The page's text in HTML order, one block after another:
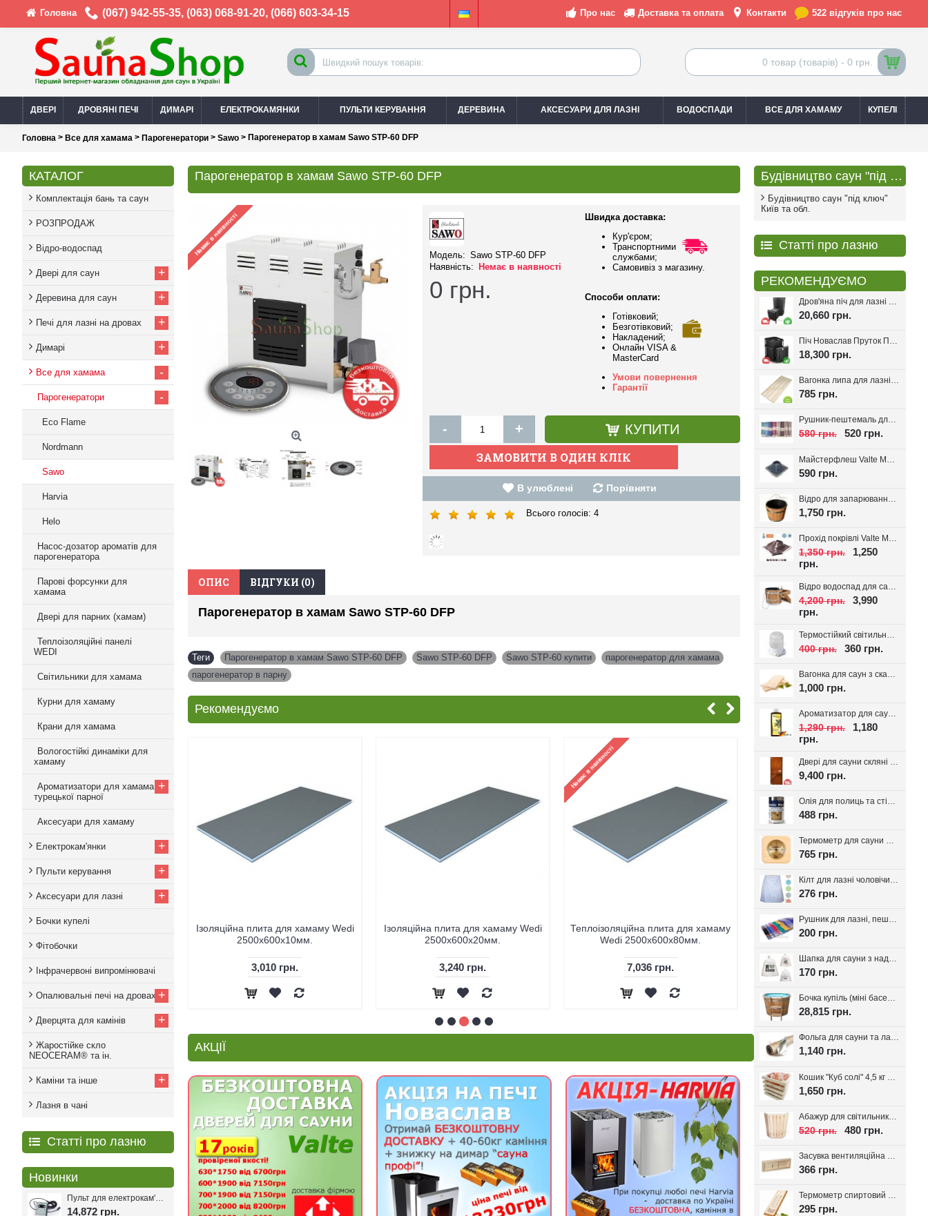
Головна (067) 942-55-35, (063) 068-91-20, (066) 603-34-15 Про нас Доставка та оплата Контакти 522 відгуків про нас
0 товар (товарів) - 0 грн.
ДВЕРІ ДРОВЯНІ ПЕЧІ ДИМАРІ ЕЛЕКТРОКАМЯНКИ ПУЛЬТИ КЕРУВАННЯ ДЕРЕВИНА АКСЕСУАРИ ДЛЯ ЛАЗНІ ВОДОСПАДИ ВСЕ ДЛЯ ХАМАМУ КУПЕЛІ
Головна > Все для хамама > Парогенератори > Sawo > Парогенератор в хамам Sawo STP-60 DFP
КАТАЛОГ
Комплектація бань та саун
РОЗПРОДАЖ
Відро-водоспад
Двері для саун +
Деревина для саун +
Печі для лазні на дровах +
Димарі +
Все для хамама -
Парогенератори -
Eco Flame
Nordmann
Sawo
Harvia
Helo
Насос-дозатор ароматів для
парогенератора
Парові форсунки для
хамама
Двері для парних (хамам)
Теплоізоляційні панелі
WEDI
Світильники для хамама
Курни для хамаму
Крани для хамама
Вологостійкі динаміки для
хамаму
Ароматизатори для хамама,
турецької парної
+
Аксесуари для хамаму
Електрокам'янки +
Пульти керування +
Аксесуари для лазні +
Бочки купелі
Фітобочки
Інфрачервоні випромінювачі
Опалювальні печі на дровах +
Дверцята для камінів +
Жаростійке скло
NEOCERAM® та ін.
Каміни та інше +
Лазня в чані
Статті про лазню
Новинки
Пульт для електрокам'янки EcoFlame Con-6, 18-25 кВт.
14,872 грн.
Будівництво саун "під ключ"
Будівництво саун "під ключ"
Київ та обл.
Статті про лазню
РЕКОМЕНДУЄМО
Дров'яна піч для лазні PAL PR-18L
20,660 грн.
Піч Новаслав Пруток ПКС-01П, до 12м.куб.
18,300 грн.
Вагонка липа для лазні Valte Classic 70*14мм. (Перший сорт)
785 грн.
Рушник-пештемаль для лазні, хамаму, на пляж Діамант, вибір кольору
580 грн. 520 грн.
590 грн.
1,750 грн.
1,350 грн.
1,250
грн.
4,200 грн.
3,990
грн.
400 грн. 360 грн.
1,000 грн.
Ароматизатор для сауни Spitzner SAUNAMED 190мл.
1,290 грн.
1,180
грн.
Двері для сауни скляні VALTE Бронза 700*1900
9,400 грн.
Олія для полиць та стін сауни Bionic House 0.8л, Україна
488 грн.
Термометр для сауни Sawo 220-TP
765 грн.
Кілт для лазні чоловічий, вафельне полотно
276 грн.
Рушник для лазні, пештемаль Класика, 1шт
200 грн.
Шапка для сауни з надписом, білий фетр 100%, вибір надпису
170 грн.
Бочка купіль (міні басейн) з дуба + PP вставка
28,815 грн.
Фольга для сауни та лазні на паперовій основі, 30 м.кв. Україна
1,140 грн.
1,650 грн.
520 грн. 480 грн.
366 грн.
295 грн.
Парогенератор в хамам Sawo STP-60 DFP
Модель: Sawo STP-60 DFP
Наявність:
Немає в наявності
0 грн.
Швидка доставка:
Кур'єром;
Транспортними
службами;
Самовивіз з магазину.
Способи оплати:
Готівковий;
Безготівковий;
Накладений;
Онлайн VISA &
MasterCard
Умови повернення
Гарантії
- + КУПИТИ
В улюблені Порівняти
Всього голосів: 4
ОПИС ВІДГУКИ (0)
Парогенератор в хамам Sawo STP-60 DFP
Теги Парогенератор в хамам Sawo STP-60 DFP Sawo STP-60 DFP Sawo STP-60 купити парогенератор для хамама
парогенератор в парну
Рекомендуємо
Теплоізоляційні плити Wedi
4,775 грн.
Ізоляційна плита для хамаму Wedi
2500x600x10мм.
3,010 грн.
Ізоляційна плита для хамаму Wedi
2500x600x20мм.
3,240 грн.
Теплоізоляційна плита для хамаму
Wedi 2500x600x80мм.
7,036 грн.
Скляні двері для хамаму Tesli
"Анталія", вибір розміру
20,172 грн.
АКЦІЇ